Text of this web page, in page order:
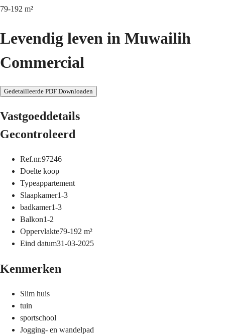
79-192 m²
Levendig leven in Muwailih
Commercial
Gedetailleerde PDF Downloaden
Vastgoeddetails
Gecontroleerd
Ref.nr.97246
Doelte koop
Typeappartement
Slaapkamer1-3
badkamer1-3
Balkon1-2
Oppervlakte79-192 m²
Eind datum31-03-2025
Kenmerken
Slim huis
tuin
sportschool
Jogging- en wandelpad